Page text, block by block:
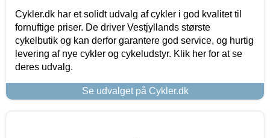
Cykler.dk har et solidt udvalg af cykler i god kvalitet til
fornuftige priser. De driver Vestjyllands største
cykelbutik og kan derfor garantere god service, og hurtig
levering af nye cykler og cykeludstyr. Klik her for at se
deres udvalg.
Se udvalget på Cykler.dk